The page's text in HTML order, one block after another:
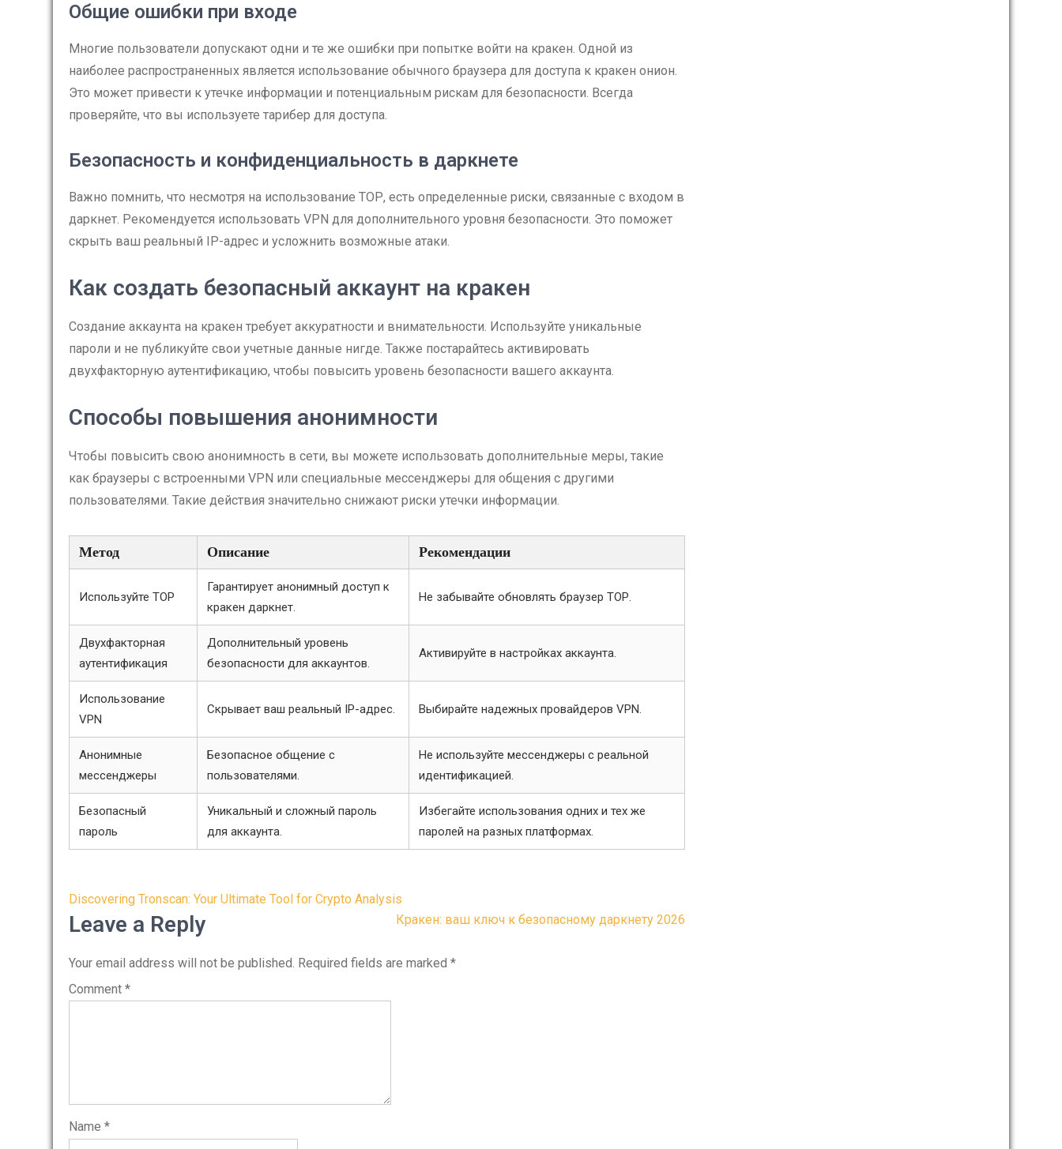
Общие ошибки при входе
Многие пользователи допускают одни и те же ошибки при попытке войти на кракен. Одной из
наиболее распространенных является использование обычного браузера для доступа к кракен онион.
Это может привести к утечке информации и потенциальным рискам для безопасности. Всегда
проверяйте, что вы используете тарибер для доступа.
Безопасность и конфиденциальность в даркнете
Важно помнить, что несмотря на использование ТОР, есть определенные риски, связанные с входом в
даркнет. Рекомендуется использовать VPN для дополнительного уровня безопасности. Это поможет
скрыть ваш реальный IP-адрес и усложнить возможные атаки.
Как создать безопасный аккаунт на кракен
Создание аккаунта на кракен требует аккуратности и внимательности. Используйте уникальные
пароли и не публикуйте свои учетные данные нигде. Также постарайтесь активировать
двухфакторную аутентификацию, чтобы повысить уровень безопасности вашего аккаунта.
Способы повышения анонимности
Чтобы повысить свою анонимность в сети, вы можете использовать дополнительные меры, такие
как браузеры с встроенными VPN или специальные мессенджеры для общения с другими
пользователями. Такие действия значительно снижают риски утечки информации.
Метод Описание Рекомендации
Используйте ТОР
Гарантирует анонимный доступ к
кракен даркнет.
Не забывайте обновлять браузер ТОР.
Двухфакторная
аутентификация
Дополнительный уровень
безопасности для аккаунтов.
Активируйте в настройках аккаунта.
Использование
VPN
Скрывает ваш реальный IP-адрес. Выбирайте надежных провайдеров VPN.
Анонимные
мессенджеры
Безопасное общение с
пользователями.
Не используйте мессенджеры с реальной
идентификацией.
Безопасный
пароль
Уникальный и сложный пароль
для аккаунта.
Избегайте использования одних и тех же
паролей на разных платформах.
Post
navigation
Discovering Tronscan: Your Ultimate Tool for Crypto Analysis
Кракен: ваш ключ к безопасному даркнету 2026
Leave a Reply
Your email address will not be published. Required fields are marked *
Comment *
Name *